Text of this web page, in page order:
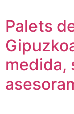
Palets
medida,